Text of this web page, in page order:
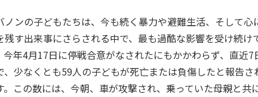
ノンの子どもたちは、今も続く暴力や避難生活、そして心
残す出来事にさらされる中で、最も過酷な影響を受け続け
今年4月17日に停戦合意がなされたにもかかわらず、直近7
、少なくとも59人の子どもが死亡または負傷したと報告さ
。この数には、今朝、車が攻撃され、乗っていた母親と共